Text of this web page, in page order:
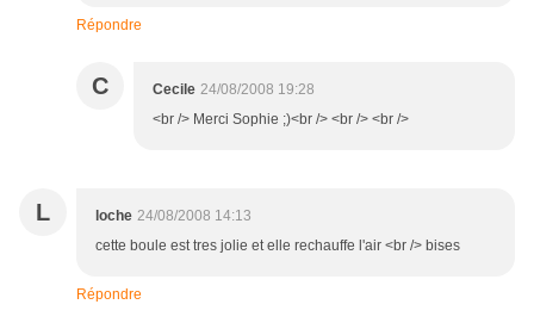
Répondre
C Cecile 24/08/2008 19:28
<br /> Merci Sophie ;)<br /> <br /> <br />
L loche 24/08/2008 14:13
cette boule est tres jolie et elle rechauffe l'air <br /> bises
Répondre